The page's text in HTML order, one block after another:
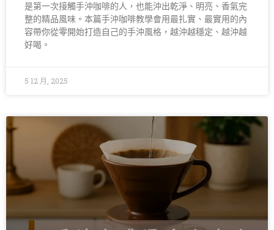
是第一次接觸手沖咖啡的人，也能沖出乾淨、明亮、香氣完
整的精品風味。本篇手沖咖啡教學會用最扎實、最實用的內
容帶你從零開始打造自己的手沖風格，越沖越穩定、越沖越
好喝。
5 12 月, 2025